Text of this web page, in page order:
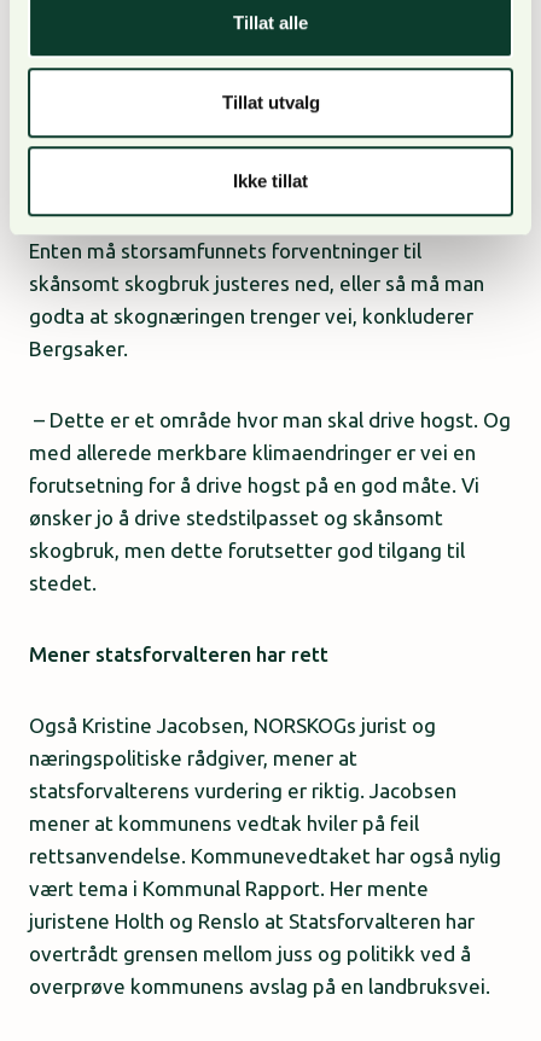
Tillat alle
Tillat utvalg
Ikke tillat
som går langt i å fastslå at hvis en søknad om vei
skal avslås, må avslaget begrunnes med at bedre
det underforstått at transportbehovet må løses. Og
så langt har jeg har ikke sett forslag til bedre
transportløsninger fra de som kritiserer veien.
Enten må storsamfunnets forventninger til
skånsomt skogbruk justeres ned, eller så må man
godta at skognæringen trenger vei, konkluderer
Bergsaker.
– Dette er et område hvor man skal drive hogst. Og
med allerede merkbare klimaendringer er vei en
forutsetning for å drive hogst på en god måte. Vi
ønsker jo å drive stedstilpasset og skånsomt
skogbruk, men dette forutsetter god tilgang til
stedet.
Mener statsforvalteren har rett
Også Kristine Jacobsen, NORSKOGs jurist og
næringspolitiske rådgiver, mener at
statsforvalterens vurdering er riktig. Jacobsen
mener at kommunens vedtak hviler på feil
rettsanvendelse. Kommunevedtaket har også nylig
vært tema i Kommunal Rapport. Her mente
juristene Holth og Renslo at Statsforvalteren har
overtrådt grensen mellom juss og politikk ved å
overprøve kommunens avslag på en landbruksvei.